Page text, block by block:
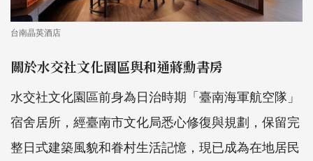
台南晶英酒店
關於水交社文化園區與和通蔣勳書房
水交社文化園區前身為日治時期「臺南海軍航空隊」
宿舍居所，經臺南市文化局悉心修復與規劃，保留完
整日式建築風貌和眷村生活記憶，現已成為在地居民